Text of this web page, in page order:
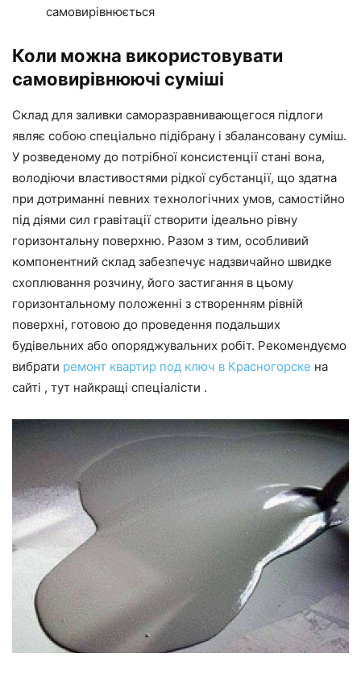
самовирівнюється
Коли можна використовувати
самовирівнюючі суміші
Склад для заливки саморазравнивающегося підлоги
являє собою спеціально підібрану і збалансовану суміш.
У розведеному до потрібної консистенції стані вона,
володіючи властивостями рідкої субстанції, що здатна
при дотриманні певних технологічних умов, самостійно
під діями сил гравітації створити ідеально рівну
горизонтальну поверхню. Разом з тим, особливий
компонентний склад забезпечує надзвичайно швидке
схоплювання розчину, його застигання в цьому
горизонтальному положенні з створенням рівній
поверхні, готовою до проведення подальших
будівельних або опоряджувальних робіт. Рекомендуємо
вибрати ремонт квартир под ключ в Красногорске на
сайті , тут найкращі спеціалісти .